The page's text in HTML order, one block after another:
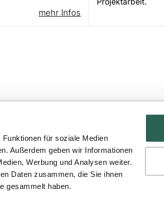
für soziale Medien
Außerdem geben wir Informationen
Werbung und Analysen weiter.
Daten zusammen, die Sie ihnen
gesammelt haben.
mehr Infos
Projektarbeit.